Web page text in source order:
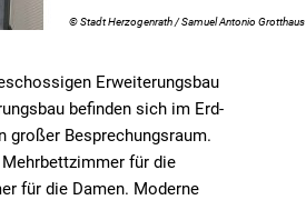
© Stadt Herzogenrath / Samuel Antonio Grotthaus
Erweiterungsbau
befinden sich im Erd-
großer Besprechungsraum.
für die
für die Damen. Moderne